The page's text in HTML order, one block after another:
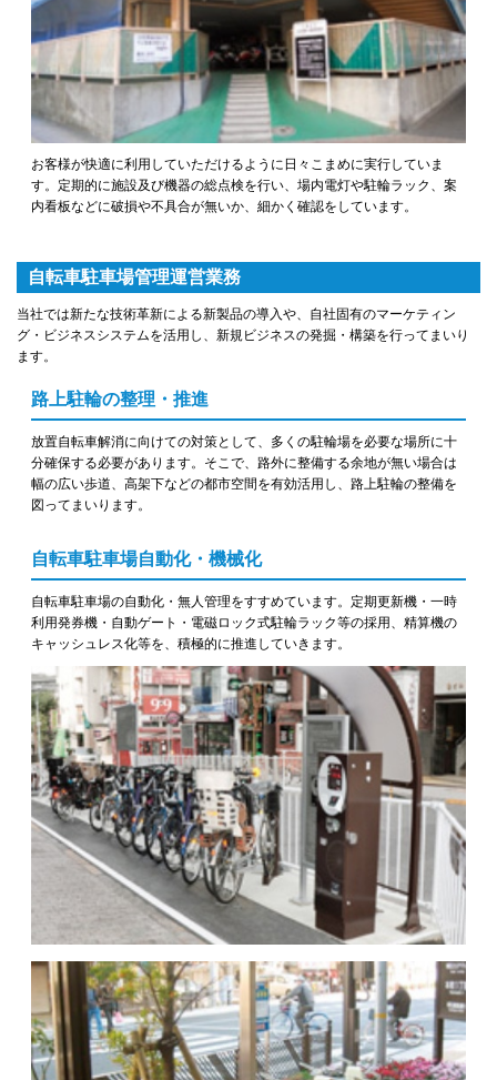
お客様が快適に利用していただけるように日々こまめに実行していま
す。定期的に施設及び機器の総点検を行い、場内電灯や駐輪ラック、案
内看板などに破損や不具合が無いか、細かく確認をしています。
自転車駐車場管理運営業務
当社では新たな技術革新による新製品の導入や、自社固有のマーケティン
グ・ビジネスシステムを活用し、新規ビジネスの発掘・構築を行ってまいり
ます。
路上駐輪の整理・推進
放置自転車解消に向けての対策として、多くの駐輪場を必要な場所に十
分確保する必要があります。そこで、路外に整備する余地が無い場合は
幅の広い歩道、高架下などの都市空間を有効活用し、路上駐輪の整備を
図ってまいります。
自転車駐車場自動化・機械化
自転車駐車場の自動化・無人管理をすすめています。定期更新機・一時
利用発券機・自動ゲート・電磁ロック式駐輪ラック等の採用、精算機の
キャッシュレス化等を、積極的に推進していきます。